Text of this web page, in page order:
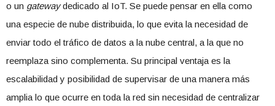
o un gatewaydedicado al IoT. Se puede pensar en ella como
una especie de nube distribuida, lo que evita la necesidad de
enviar todo el tráfico de datos a la nube central, a la que no
reemplaza sino complementa. Su principal ventaja es la
escalabilidad y posibilidad de supervisar de una manera más
amplia lo que ocurre en toda la red sin necesidad de centralizar